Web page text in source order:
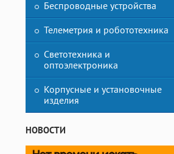
Беспроводные устройства
Телеметрия и робототехника
Светотехника и
оптоэлектроника
Корпусные и установочные
изделия
НОВОСТИ